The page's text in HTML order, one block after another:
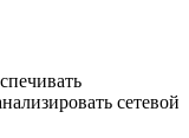
сетевой